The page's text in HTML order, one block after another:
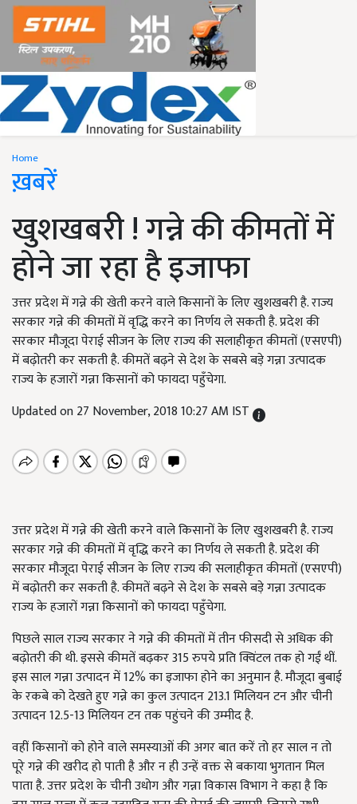
Home
ख़बरें
खुशखबरी ! गन्ने की कीमतों में
होने जा रहा है इजाफा
उत्तर प्रदेश में गन्ने की खेती करने वाले किसानों के लिए खुशखबरी है. राज्य
सरकार गन्ने की कीमतों में वृद्धि करने का निर्णय ले सकती है. प्रदेश की
सरकार मौजूदा पेराई सीजन के लिए राज्य की सलाहीकृत कीमतों (एसएपी)
में बढ़ोतरी कर सकती है. कीमतें बढ़ने से देश के सबसे बड़े गन्ना उत्पादक
राज्य के हजारों गन्ना किसानों को फायदा पहुँचेगा.
Updated on 27 November, 2018 10:27 AM IST
उत्तर प्रदेश में गन्ने की खेती करने वाले किसानों के लिए खुशखबरी है. राज्य
सरकार गन्ने की कीमतों में वृद्धि करने का निर्णय ले सकती है. प्रदेश की
सरकार मौजूदा पेराई सीजन के लिए राज्य की सलाहीकृत कीमतों (एसएपी)
में बढ़ोतरी कर सकती है. कीमतें बढ़ने से देश के सबसे बड़े गन्ना उत्पादक
राज्य के हजारों गन्ना किसानों को फायदा पहुँचेगा.
पिछले साल राज्य सरकार ने गन्ने की कीमतों में तीन फीसदी से अधिक की
बढ़ोतरी की थी. इससे कीमतें बढ़कर 315 रुपये प्रति क्विंटल तक हो गईं थीं.
इस साल गन्ना उत्पादन में 12% का इजाफा होने का अनुमान है. मौजूदा बुबाई
के रकबे को देखते हुए गन्ने का कुल उत्पादन 213.1 मिलियन टन और चीनी
उत्पादन 12.5-13 मिलियन टन तक पहुंचने की उम्मीद है.
वहीं किसानों को होने वाले समस्याओं की अगर बात करें तो हर साल न तो
पूरे गन्ने की खरीद हो पाती है और न ही उन्हें वक्त से बकाया भुगतान मिल
पाता है. उत्तर प्रदेश के चीनी उधोग और गन्ना विकास विभाग ने कहा है कि